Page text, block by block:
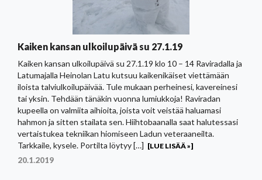
Kaiken kansan ulkoilupäivä su 27.1.19
Kaiken kansan ulkoilupäivä su 27.1.19 klo 10 – 14 Raviradalla ja
Latumajalla Heinolan Latu kutsuu kaikenikäiset viettämään
iloista talviulkoilupäivää. Tule mukaan perheinesi, kavereinesi
tai yksin. Tehdään tänäkin vuonna lumiukkoja! Raviradan
kupeella on valmiita aihioita, joista voit veistää haluamasi
hahmon ja sitten stailata sen. Hiihtobaanalla saat halutessasi
vertaistukea tekniikan hiomiseen Ladun veteraaneilta.
Tarkkaile, kysele. Portilta löytyy […] [LUE LISÄÄ »]
20.1.2019